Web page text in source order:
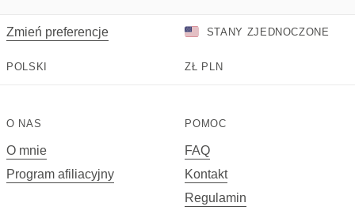
Zmień preferencje STANY ZJEDNOCZONE
POLSKI ZŁ PLN
O NAS
O mnie
Program afiliacyjny
POMOC
FAQ
Kontakt
Regulamin